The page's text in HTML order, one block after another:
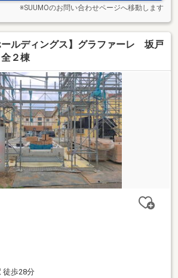
※SUUMOのお問い合わせページへ移動します
ールディングス】グラファーレ 坂戸
２棟
徒歩28分